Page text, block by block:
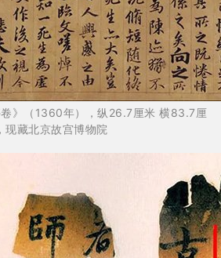
》（1360年），纵26.7厘米 横83.7厘
现藏北京故宫博物院